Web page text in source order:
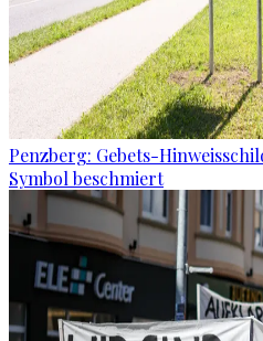
Penzberg: Gebets-
Symbol beschmiert